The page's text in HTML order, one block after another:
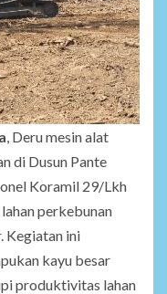
, Deru mesin alat
di Dusun Pante
Koramil 29/Lkh
perkebunan
Kegiatan ini
kayu besar
produktivitas lahan